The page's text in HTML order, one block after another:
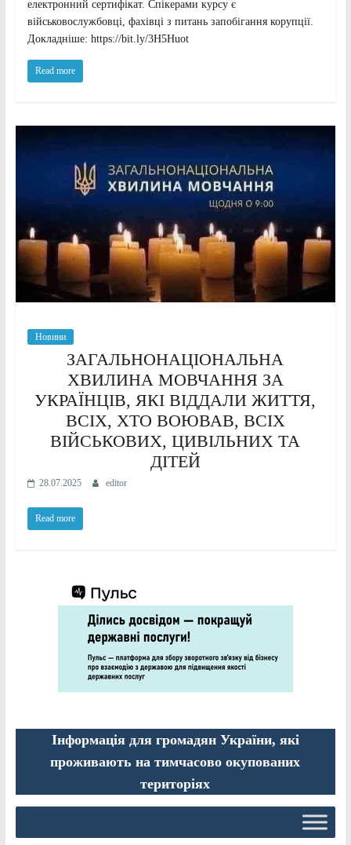
електронний сертифікат. Спікерами курсу є
військовослужбовці, фахівці з питань запобігання корупції.
Докладніше: https://bit.ly/3H5Huot
Read more
Новини
ЗАГАЛЬНОНАЦІОНАЛЬНА
ХВИЛИНА МОВЧАННЯ ЗА
УКРАЇНЦІВ, ЯКІ ВІДДАЛИ ЖИТТЯ,
ВСІХ, ХТО ВОЮВАВ, ВСІХ
ВІЙСЬКОВИХ, ЦИВІЛЬНИХ ТА
ДІТЕЙ
28.07.2025 editor
Read more
Інформація для громадян України, які
проживають на тимчасово окупованих
територіях